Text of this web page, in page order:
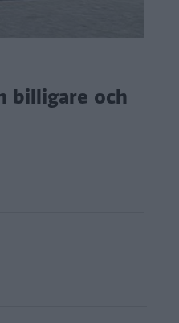
billigare och